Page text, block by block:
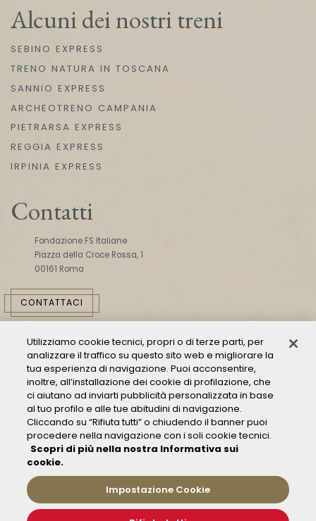
Alcuni dei nostri treni
SEBINO EXPRESS
TRENO NATURA IN TOSCANA
SANNIO EXPRESS
ARCHEOTRENO CAMPANIA
PIETRARSA EXPRESS
REGGIA EXPRESS
IRPINIA EXPRESS
Contatti
Fondazione FS Italiane
Piazza della Croce Rossa, 1
00161 Roma
CONTATTACI
Consulta il Modello 231
Gestione delle segnalazioni - Whistleblowing
Condizioni Generali di Trasporto
Privacy policy
FAQ
Utilizziamo cookie tecnici, propri o di terze parti, per
analizzare il traffico su questo sito web e migliorare la
tua esperienza di navigazione. Puoi acconsentire,
inoltre, all’installazione dei cookie di profilazione, che
ci aiutano ad inviarti pubblicità personalizzata in base
al tuo profilo e alle tue abitudini di navigazione.
Cliccando su “Rifiuta tutti” o chiudendo il banner puoi
procedere nella navigazione con i soli cookie tecnici.
Scopri di più nella nostra Informativa sui
cookie.
Impostazione Cookie